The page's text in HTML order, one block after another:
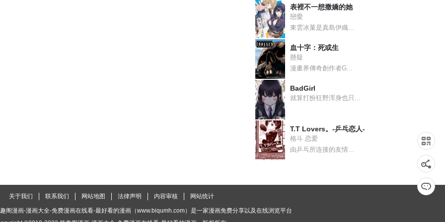
表裡不一想撒嬌的她
戀愛
東雲冰菓是真島伊織...
血十字：死或生
懸疑
漫畫界傳奇創作者G...
BadGirl
就算打扮狂野浑身也只...
T.T Lovers。-乒乓恋人-
格斗 恋爱
由乒乓所连接的友情...
关于我们 联系我们 网站地图 法律声明 内容审核 网站统计
阁漫画-漫画大全-免费漫画在线看-最好看的漫画（www.biqumh.com）是一家漫画免费分享以及在线浏览平台